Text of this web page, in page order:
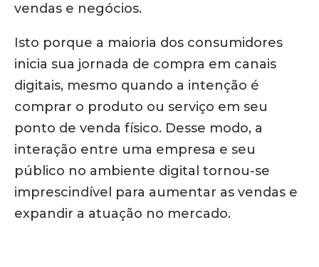
vendas e negócios.
Isto porque a maioria dos consumidores
inicia sua jornada de compra em canais
digitais, mesmo quando a intenção é
comprar o produto ou serviço em seu
ponto de venda físico. Desse modo, a
interação entre uma empresa e seu
público no ambiente digital tornou-se
imprescindível para aumentar as vendas e
expandir a atuação no mercado.